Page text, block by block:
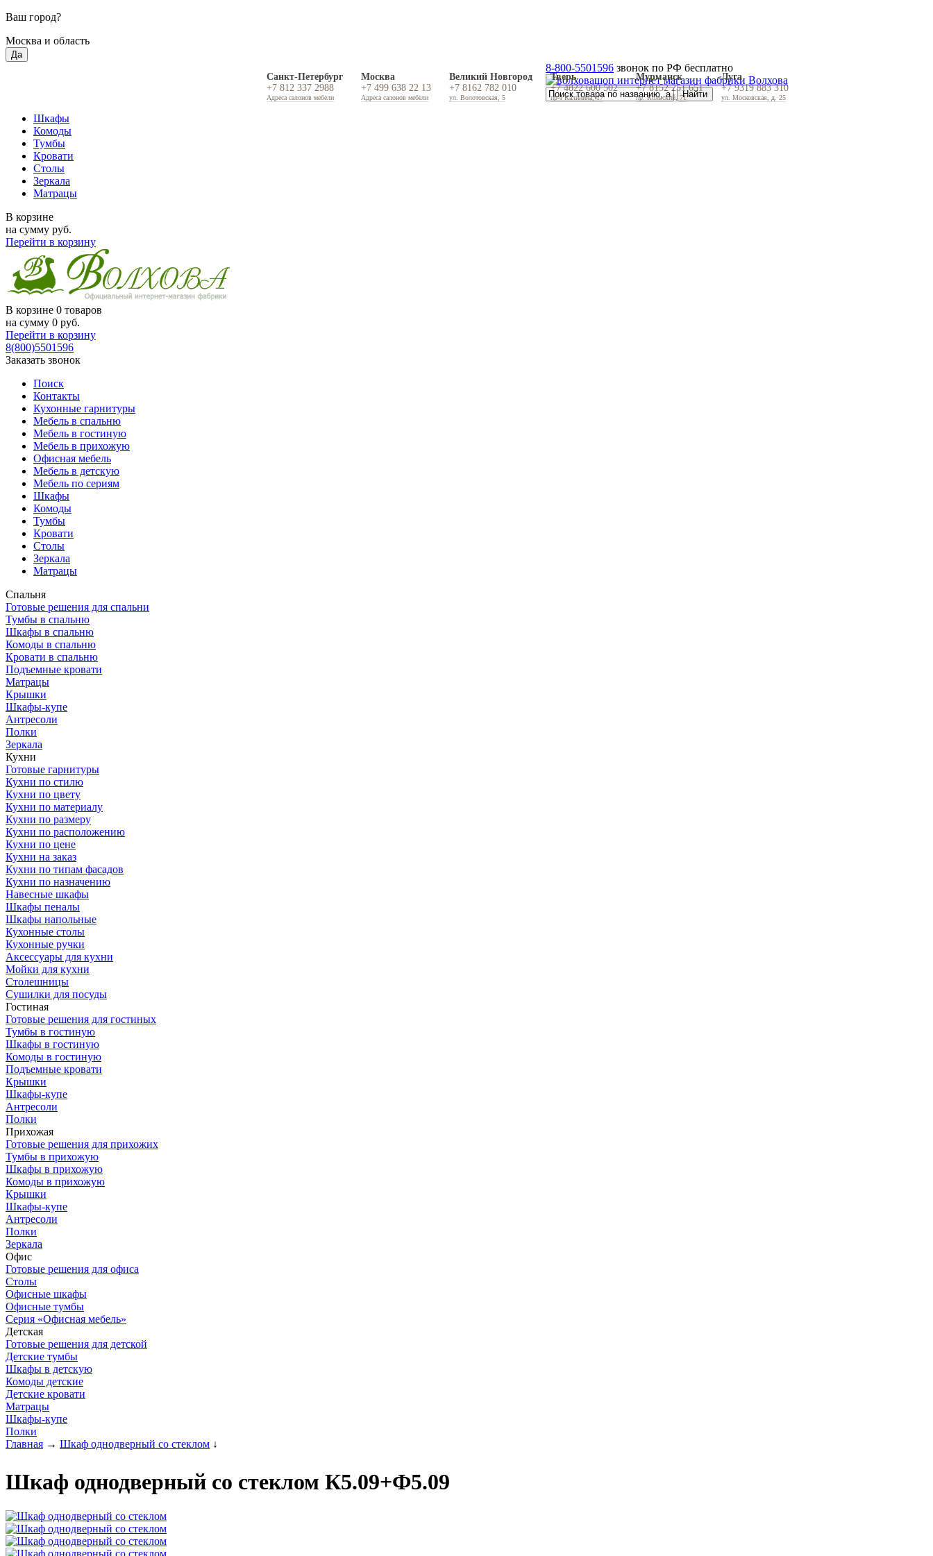
Ваш город?
Москва и область
Да
Санкт-Петербург
+7 812 337 2988
Адреса салонов мебели
Москва
+7 499 638 22 13
Адреса салонов мебели
Великий Новгород
+7 8162 782 010
ул. Волотовская, 5
Тверь
+7 4822 600 502
пр-т Калинина, 17
Мурманск
+7 8152 251 651
пр. Кольский, 71
Луга
+7 9319 883 310
ул. Московская, д. 25
8-800-5501596 звонок по РФ бесплатно
Шкафы
Комоды
Тумбы
Кровати
Столы
Зеркала
Матрацы
В корзине
на сумму руб.
Перейти в корзину
В корзине 0 товаров
на сумму 0 руб.
Перейти в корзину
8(800)5501596
Заказать звонок
Поиск
Контакты
Кухонные гарнитуры
Мебель в спальню
Мебель в гостиную
Мебель в прихожую
Офисная мебель
Мебель в детскую
Мебель по сериям
Шкафы
Комоды
Тумбы
Кровати
Столы
Зеркала
Матрацы
Спальня
Готовые решения для спальни
Тумбы в спальню
Шкафы в спальню
Комоды в спальню
Кровати в спальню
Подъемные кровати
Матрацы
Крышки
Шкафы-купе
Антресоли
Полки
Зеркала
Кухни
Готовые гарнитуры
Кухни по стилю
Кухни по цвету
Кухни по материалу
Кухни по размеру
Кухни по расположению
Кухни по цене
Кухни на заказ
Кухни по типам фасадов
Кухни по назначению
Навесные шкафы
Шкафы пеналы
Шкафы напольные
Кухонные столы
Кухонные ручки
Аксессуары для кухни
Мойки для кухни
Столешницы
Сушилки для посуды
Гостиная
Готовые решения для гостиных
Тумбы в гостиную
Шкафы в гостиную
Комоды в гостиную
Подъемные кровати
Крышки
Шкафы-купе
Антресоли
Полки
Прихожая
Готовые решения для прихожих
Тумбы в прихожую
Шкафы в прихожую
Комоды в прихожую
Крышки
Шкафы-купе
Антресоли
Полки
Зеркала
Офис
Готовые решения для офиса
Столы
Офисные шкафы
Офисные тумбы
Серия «Офисная мебель»
Детская
Готовые решения для детской
Детские тумбы
Шкафы в детскую
Комоды детские
Детские кровати
Матрацы
Шкафы-купе
Полки
Главная → Шкаф однодверный со стеклом ↓
Шкаф однодверный со стеклом К5.09+Ф5.09